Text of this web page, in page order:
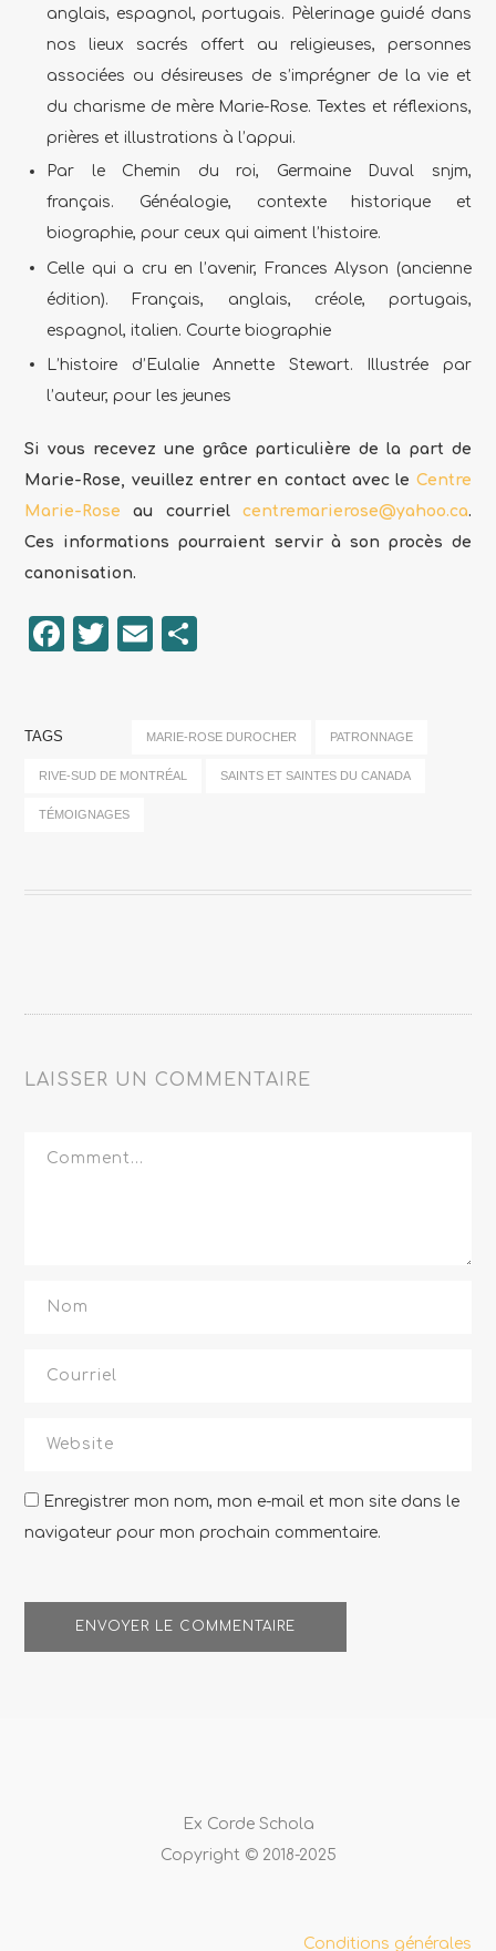
anglais, espagnol, portugais.
Pèlerinage guidé dans
nos lieux sacrés offert au religieuses, personnes
associées ou désireuses de s’imprégner de la vie et
du charisme de mère Marie-Rose. Textes et réflexions,
prières et illustrations à l’appui.
Par le Chemin du roi, Germaine Duval snjm,
français. Généalogie, contexte historique et
biographie, pour ceux qui aiment l’histoire.
Celle qui a cru en l’avenir, Frances Alyson (ancienne
édition).
Français, anglais, créole, portugais,
espagnol, italien. Courte biographie
L’histoire d’Eulalie Annette Stewart.
Illustrée par
l’auteur, pour les jeunes
Si vous recevez une grâce particulière de la part de
Marie-Rose, veuillez entrer en contact avec le Centre
Marie-Rose au courriel centremarierose@yahoo.ca.
Ces informations pourraient servir à son procès de
canonisation.
Facebook
Twitter
Email
TAGS MARIE-ROSE DUROCHER PATRONNAGE
RIVE-SUD DE MONTRÉAL SAINTS ET SAINTES DU CANADA
TÉMOIGNAGES
LAISSER UN COMMENTAIRE
Enregistrer mon nom, mon e-mail et mon site dans le
navigateur pour mon prochain commentaire.
Ex Corde Schola
Copyright © 2018-2025
Conditions générales